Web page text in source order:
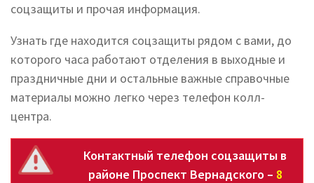
соцзащиты и прочая информация.
Узнать где находится соцзащиты рядом с вами, до
которого часа работают отделения в выходные и
праздничные дни и остальные важные справочные
материалы можно легко через телефон колл-
центра.
Контактный телефон соцзащиты в
районе Проспект Вернадского – 8